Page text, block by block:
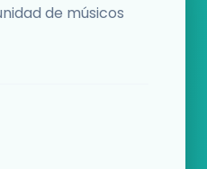
de músicos